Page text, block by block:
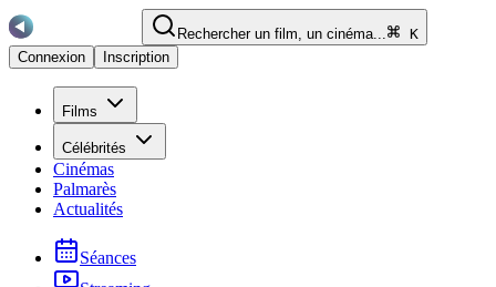
Rechercher un film, un cinéma...
K
Connexion
Inscription
Films
Célébrités
Cinémas
Palmarès
Actualités
Séances